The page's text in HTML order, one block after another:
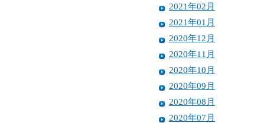
2021年02月
2021年01月
2020年12月
2020年11月
2020年10月
2020年09月
2020年08月
2020年07月